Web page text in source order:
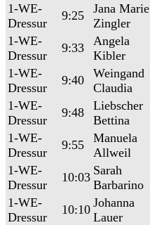
1-WE-
Dressur
9:25
Jana Marie
Zingler
1-WE-
Dressur
9:33
Angela
Kibler
1-WE-
Dressur
9:40
Weingand
Claudia
1-WE-
Dressur
9:48
Liebscher
Bettina
1-WE-
Dressur
9:55
Manuela
Allweil
1-WE-
Dressur
10:03 Sarah
Barbarino
1-WE-
Dressur
10:10 Johanna
Lauer